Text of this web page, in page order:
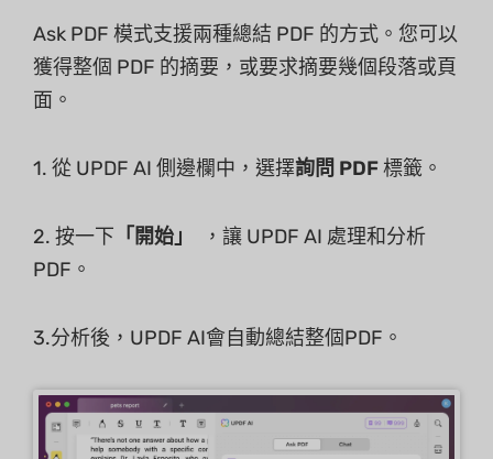
Ask PDF 模式支援兩種總結 PDF 的方式。您可以
獲得整個 PDF 的摘要，或要求摘要幾個段落或頁
面。
1. 從 UPDF AI 側邊欄中，選擇詢問 PDF標籤。
2. 按一下 「開始」
，讓 UPDF AI 處理和分析
PDF。
3.分析後，UPDF AI會自動總結整個PDF。